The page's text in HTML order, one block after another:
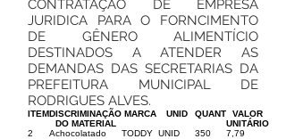
CONTRATAÇÃO DE EMPRESA
JURIDICA PARA O FORNCIMENTO
DE GÊNERO ALIMENTÍCIO
DESTINADOS A ATENDER AS
DEMANDAS DAS SECRETARIAS DA
PREFEITURA MUNICIPAL DE
RODRIGUES ALVES.
ITEMDISCRIMINAÇÃO
DO MATERIAL
MARCA UNID QUANT
VALOR
UNITÁRIO
2
Achocolatado
TODDY UNID 350 7,79